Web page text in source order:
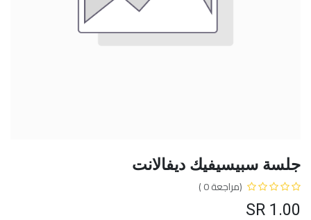
جلسة سبيسيفيك ديفالانت
(مراجعة 0 )
1.00